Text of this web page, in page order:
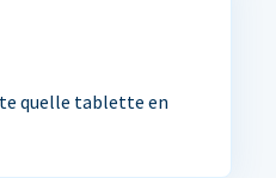
quelle tablette en